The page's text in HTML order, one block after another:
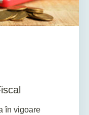
în vigoare